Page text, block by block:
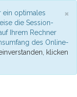
×
ein optimales
die Session-
Ihrem Rechner
des Online-
klicken